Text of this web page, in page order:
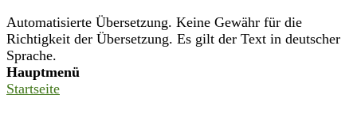
Automatisierte Übersetzung. Keine Gewähr für die
Richtigkeit der Übersetzung. Es gilt der Text in deutscher
Sprache.
Hauptmenü
Startseite